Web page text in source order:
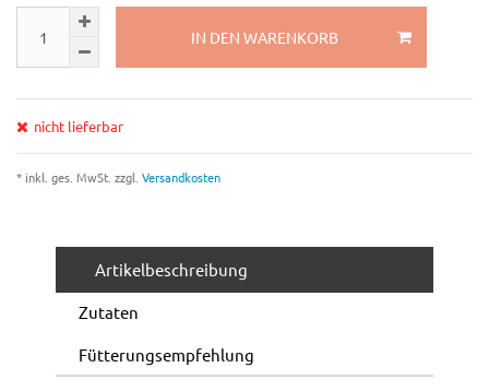
IN DEN WARENKORB
nicht lieferbar
* inkl. ges. MwSt. zzgl. Versandkosten
Artikelbeschreibung
Zutaten
Fütterungsempfehlung